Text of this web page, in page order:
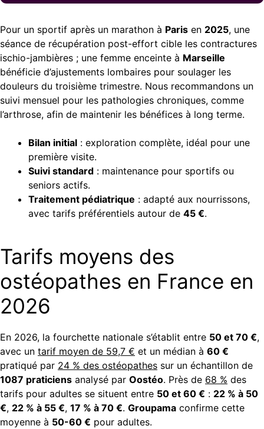
Pour un sportif après un marathon à Paris en 2025, une
séance de récupération post-effort cible les contractures
ischio-jambières ; une femme enceinte à Marseille
bénéficie d’ajustements lombaires pour soulager les
douleurs du troisième trimestre. Nous recommandons un
suivi mensuel pour les pathologies chroniques, comme
l’arthrose, afin de maintenir les bénéfices à long terme.
Bilan initial : exploration complète, idéal pour une
première visite.
Suivi standard : maintenance pour sportifs ou
seniors actifs.
Traitement pédiatrique : adapté aux nourrissons,
avec tarifs préférentiels autour de 45 €.
Tarifs moyens des
ostéopathes en France en
2026
En 2026, la fourchette nationale s’établit entre 50 et 70 €,
avec un tarif moyen de 59,7 € et un médian à 60 €
pratiqué par 24 % des ostéopathes sur un échantillon de
1087 praticiens analysé par Oostéo. Près de 68 % des
tarifs pour adultes se situent entre 50 et 60 € : 22 % à 50
€, 22 % à 55 €, 17 % à 70 €. Groupama confirme cette
moyenne à 50-60 € pour adultes.